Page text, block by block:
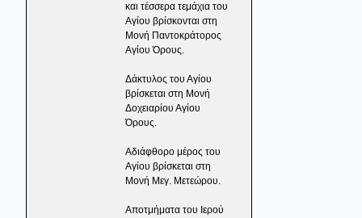
και τέσσερα τεμάχια του
Αγίου βρίσκονται στη
Μονή Παντοκράτορος
Αγίου Όρους.
Δάκτυλος του Αγίου
βρίσκεται στη Μονή
Δοχειαρίου Αγίου
Όρους.
Αδιάφθορο μέρος του
Αγίου βρίσκεται στη
Μονή Μεγ. Μετεώρου.
Αποτμήματα του Ιερού